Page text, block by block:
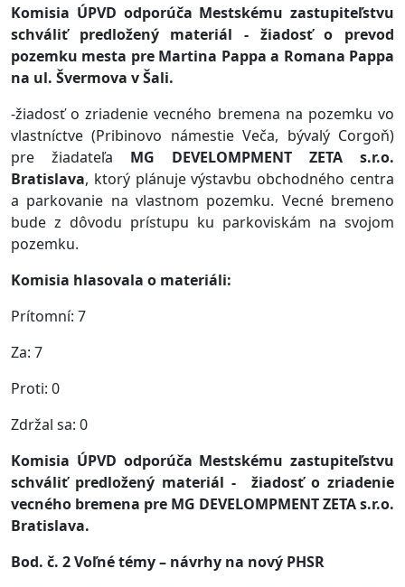
Komisia ÚPVD odporúča Mestskému zastupiteľstvu
schváliť predložený materiál - žiadosť o prevod
pozemku mesta pre Martina Pappa a Romana Pappa
na ul. Švermova v Šali.
-žiadosť o zriadenie vecného bremena na pozemku vo
vlastníctve (Pribinovo námestie Veča, bývalý Corgoň)
pre žiadateľa MG DEVELOMPMENT ZETA s.r.o.
Bratislava, ktorý plánuje výstavbu obchodného centra
a parkovanie na vlastnom pozemku. Vecné bremeno
bude z dôvodu prístupu ku parkoviskám na svojom
pozemku.
Komisia hlasovala o materiáli:
Prítomní: 7
Za: 7
Proti: 0
Zdržal sa: 0
Komisia ÚPVD odporúča Mestskému zastupiteľstvu
schváliť predložený materiál - žiadosť o zriadenie
vecného bremena pre MG DEVELOMPMENT ZETA s.r.o.
Bratislava.
Bod. č. 2 Voľné témy – návrhy na nový PHSR